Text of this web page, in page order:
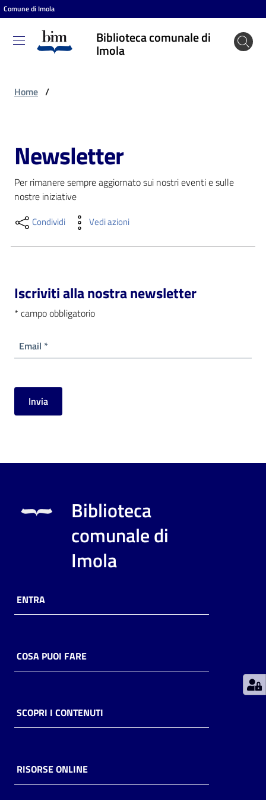
Vai al contenuto
Vai alla navigazione
Vai al footer
Comune di Imola
Biblioteca comunale di
Imola
Biblioteca
comunale
Cosa
puoi
contenuti
online
lettura
Seguici
su
Home /
Salta al contenuto
Newsletter
Per rimanere sempre aggiornato sui nostri eventi e sulle
nostre iniziative
Condividi Vedi azioni
Iscriviti alla nostra newsletter
* campo obbligatorio
Email *
Invia
Biblioteca
comunale di
Imola
ENTRA
COSA PUOI FARE
SCOPRI I CONTENUTI
RISORSE ONLINE